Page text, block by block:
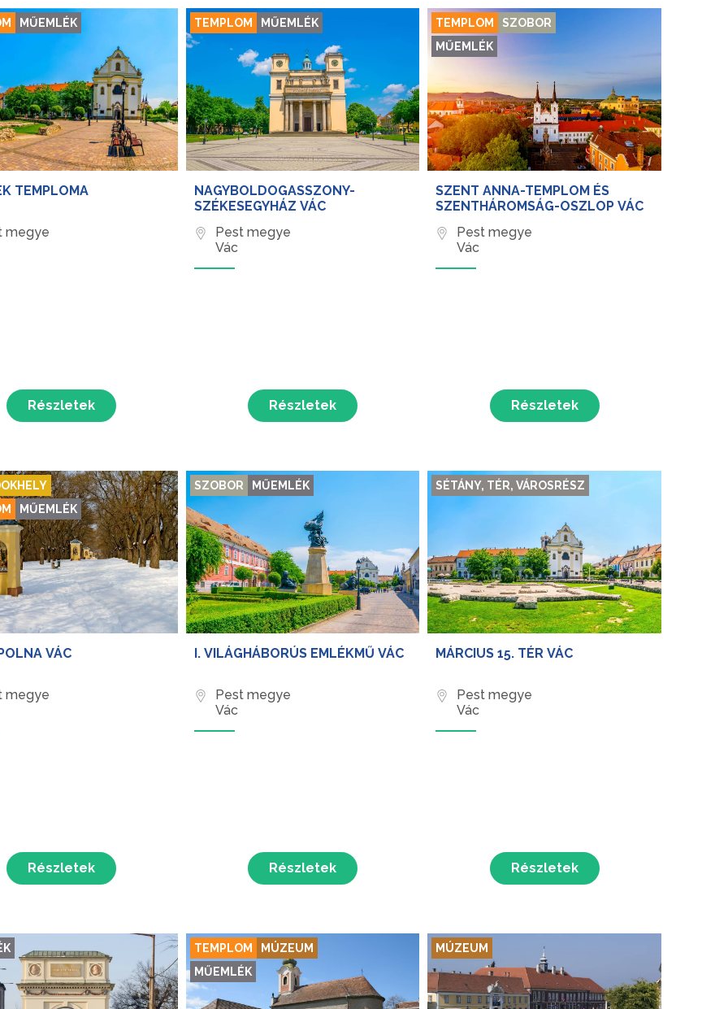
gokart iskolával is várják a
gyermekeket.
MŰEMLÉK
TEMPLOMA
megye
Részletek
TEMPLOM MŰEMLÉK
NAGYBOLDOGASSZONY-
SZÉKESEGYHÁZ VÁC
Pest megye
Vác
Részletek
TEMPLOM
SZOBOR
MŰEMLÉK
SZENT ANNA-TEMPLOM ÉS
SZENTHÁROMSÁG-OSZLOP VÁC
Pest megye
Vác
Részletek
MŰEMLÉK
VÁC
megye
Részletek
SZOBOR MŰEMLÉK
I. VILÁGHÁBORÚS EMLÉKMŰ VÁC
Pest megye
Vác
Részletek
SÉTÁNY, TÉR, VÁROSRÉSZ
MÁRCIUS 15. TÉR VÁC
Pest megye
Vác
Részletek
TEMPLOM
MÚZEUM
MŰEMLÉK
MÚZEUM